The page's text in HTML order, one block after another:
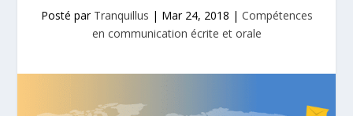
Posté par Tranquillus | Mar 24, 2018 | Compétences
en communication écrite et orale